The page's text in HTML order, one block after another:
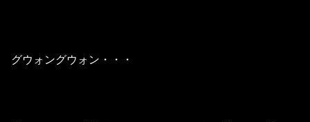
グウォングウォン・・・